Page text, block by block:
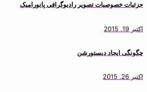
جزئیات خصوصیات تصویر رادیوگرافی پانورامیک
اکتبر 19, 2015
چگونگی ایجاد دیستورشن
اکتبر 26, 2015